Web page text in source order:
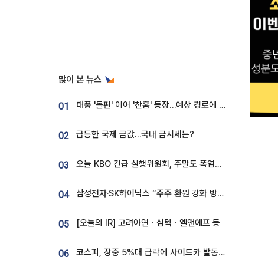
많이 본 뉴스
01 태풍 '돌핀' 이어 '찬홈' 등장…예상 경로에 한국 '한숨'
02 급등한 국제 금값…국내 금시세는?
03 오늘 KBO 긴급 실행위원회, 주말도 폭염취소 될까
04 삼성전자·SK하이닉스 “주주 환원 강화 방안 마련”
05 [오늘의 IR] 고려아연ㆍ심텍ㆍ엘앤에프 등
06 코스피, 장중 5%대 급락에 사이드카 발동…삼성·SK 동반 폭락